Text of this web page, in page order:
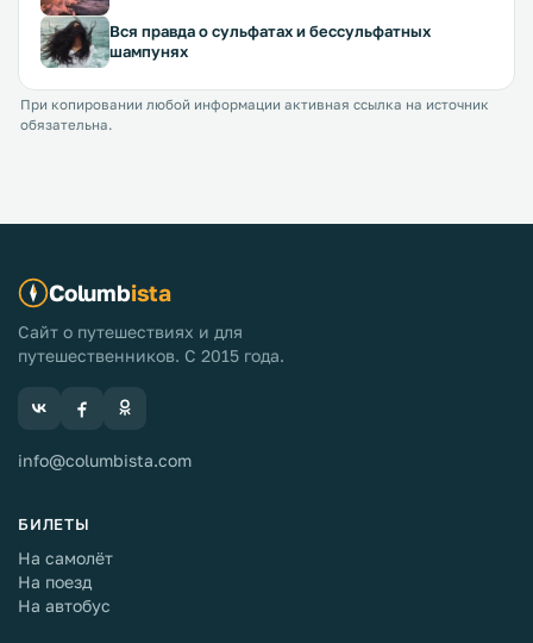
Вся правда о сульфатах и бессульфатных
шампунях
При копировании любой информации активная ссылка на источник
обязательна.
Columbista
Сайт о путешествиях и для
путешественников. С 2015 года.
info@columbista.com
БИЛЕТЫ
На самолёт
На поезд
На автобус